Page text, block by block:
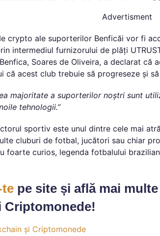
Advertisment
crypto ale suporterilor Benficăi vor fi
intermediul furnizorului de plăți
Soares de Oliveira, a declarat că
că acest club trebuie să progreseze și
majoritate a suporterilor noștri sunt
tehnologii.”
sportiv este unul dintre cele mai
cluburi de fotbal, jucători sau chiar
foarte curios, legenda fotbalului
pe site și află mai
Criptomonede!
și Criptomonede